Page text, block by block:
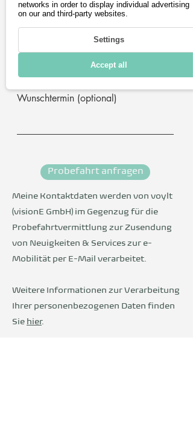
Postleitzahl
Telefon (optional)
Wunschtermin (optional)
Probefahrt anfragen
Meine Kontaktdaten werden von voylt
(visionE GmbH) im Gegenzug für die
Probefahrtvermittlung zur Zusendung
von Neuigkeiten & Services zur e-
Mobilität per E-Mail verarbeitet.
Weitere Informationen zur Verarbeitung
Ihrer personenbezogenen Daten finden
Sie hier.
networks in order to display individual advertising
on our and third-party websites.
Settings
Accept all